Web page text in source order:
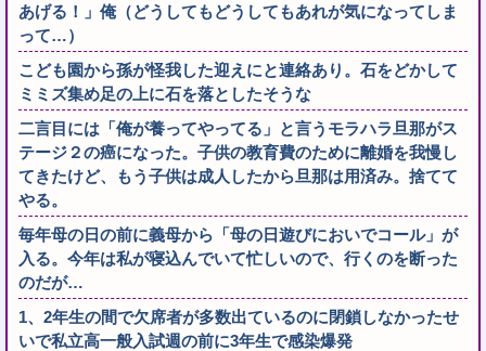
あげる！」俺（どうしてもどうしてもあれが気になってしま
って…）
こども園から孫が怪我した迎えにと連絡あり。石をどかして
ミミズ集め足の上に石を落としたそうな
二言目には「俺が養ってやってる」と言うモラハラ旦那がス
テージ２の癌になった。子供の教育費のために離婚を我慢し
てきたけど、もう子供は成人したから旦那は用済み。捨てて
やる。
毎年母の日の前に義母から「母の日遊びにおいでコール」が
入る。今年は私が寝込んでいて忙しいので、行くのを断った
のだが…
1、2年生の間で欠席者が多数出ているのに閉鎖しなかったせ
いで私立高一般入試週の前に3年生で感染爆発